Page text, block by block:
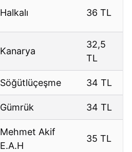
Halkalı 36 TL
Kanarya
32,5
TL
Söğütlüçeşme 34 TL
Gümrük 34 TL
Mehmet Akif
E.A.H
35 TL